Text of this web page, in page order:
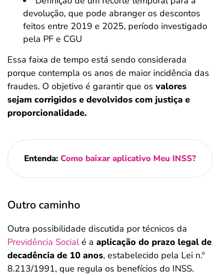
devolução, que pode abranger os descontos
feitos entre 2019 e 2025, período investigado
pela PF e CGU
Essa faixa de tempo está sendo considerada
porque contempla os anos de maior incidência das
fraudes. O objetivo é garantir que os valores
sejam corrigidos e devolvidos com justiça e
proporcionalidade.
Entenda: Como baixar aplicativo Meu INSS?
Outro caminho
Outra possibilidade discutida por técnicos da
Previdência Socialé a aplicação do prazo legal de
decadência de 10 anos, estabelecido pela Lei n.º
8.213/1991, que regula os benefícios do INSS.